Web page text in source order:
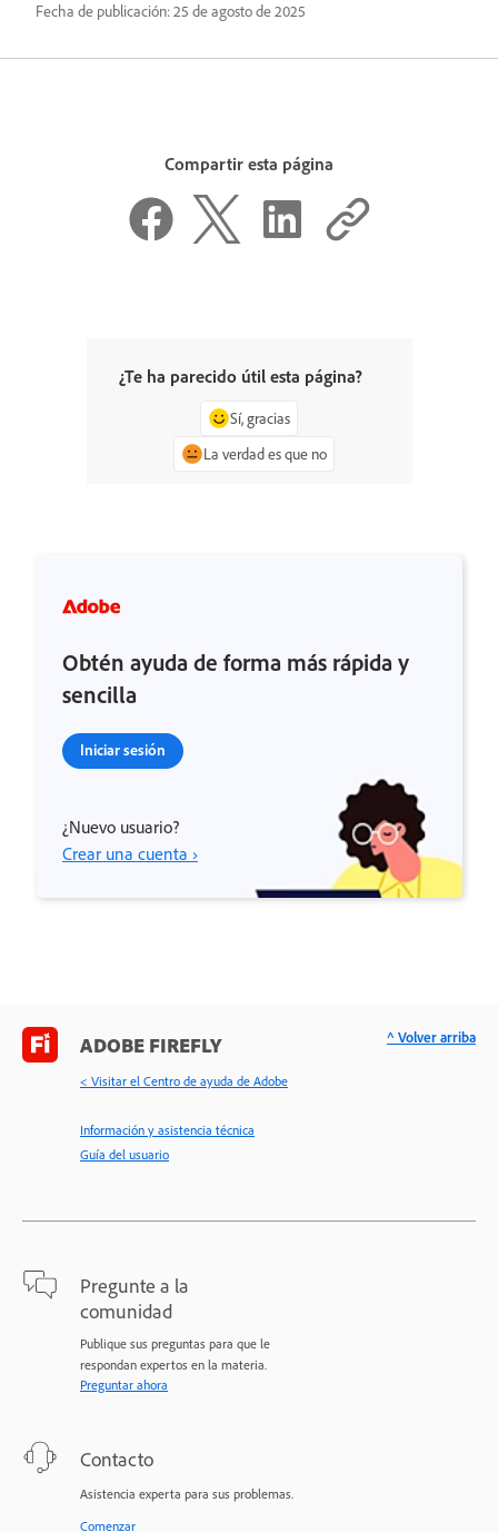
Fecha de publicación:25 de agosto de 2025
Compartir esta página
¿Te ha parecido útil esta página?
Sí, gracias
La verdad es que no
Obtén ayuda de forma más rápida y
sencilla
Iniciar sesión
¿Nuevo usuario?
Crear una cuenta ›
ADOBE FIREFLY
< Visitar el Centro de ayuda de Adobe
Información y asistencia técnica
Guía del usuario
Pregunte a la
comunidad
Publique sus preguntas para que le
respondan expertos en la materia.
Preguntar ahora
Contacto
Asistencia experta para sus problemas.
Comenzar
^ Volver arriba